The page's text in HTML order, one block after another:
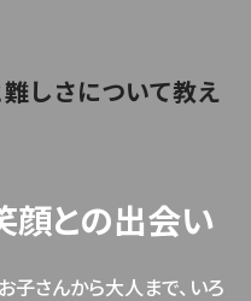
しさについて教え
顔との出会い
子さんから大人まで、いろ